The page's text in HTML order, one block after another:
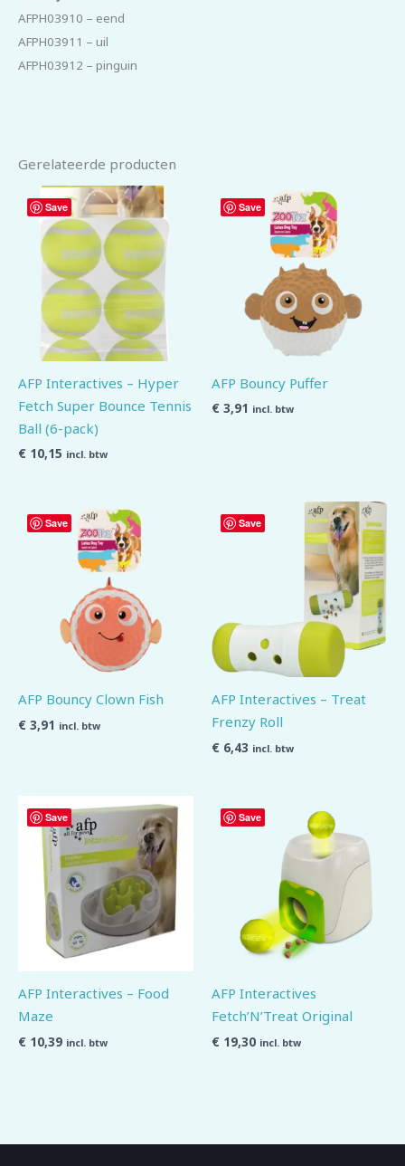
AFPH03910 – eend
AFPH03911 – uil
AFPH03912 – pinguin
Gerelateerde producten
Save
AFP Interactives – Hyper
Fetch Super Bounce Tennis
Ball (6-pack)
€ 10,15 incl. btw
Save
AFP Bouncy Puffer
€ 3,91 incl. btw
Save
AFP Bouncy Clown Fish
€ 3,91 incl. btw
Save
AFP Interactives – Treat
Frenzy Roll
€ 6,43 incl. btw
Save
AFP Interactives – Food
Maze
€ 10,39 incl. btw
Save
AFP Interactives
Fetch’N’Treat Original
€ 19,30 incl. btw